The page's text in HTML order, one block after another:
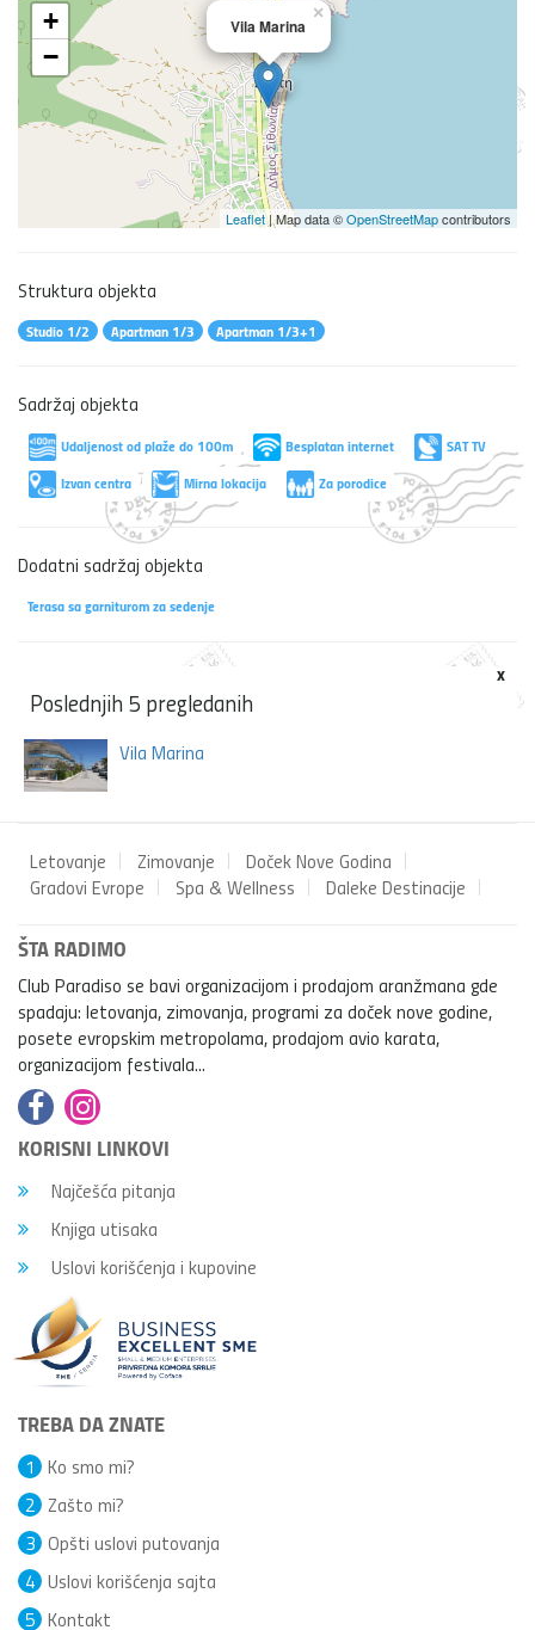
Vila Marina
×
+
−
Leaflet| Map data ©OpenStreetMapcontributors
Struktura objekta
Studio 1/2 Apartman 1/3 Apartman 1/3+1
Sadržaj objekta
Udaljenost od plaže do 100m Besplatan internet
SAT TV
Izvan centra
Mirna lokacija Za porodice
Dodatni sadržaj objekta
Terasa sa garniturom za sedenje
x
Poslednjih 5 pregledanih
Vila Marina
Letovanje Zimovanje
Doček Nove Godina
Gradovi Evrope
Spa & Wellness Daleke Destinacije
ŠTA RADIMO
Club Paradiso se bavi organizacijom i prodajom aranžmana gde
spadaju: letovanja, zimovanja, programi za doček nove godine,
posete evropskim metropolama, prodajom avio karata,
organizacijom festivala...
KORISNI LINKOVI
Najčešća pitanja
Knjiga utisaka
Uslovi korišćenja i kupovine
TREBA DA ZNATE
Ko smo mi?
1
Zašto mi?
2
Opšti uslovi putovanja
3
Uslovi korišćenja sajta
4
Kontakt
5